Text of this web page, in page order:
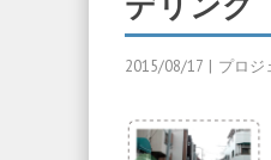
2015/08/17 | プロジ